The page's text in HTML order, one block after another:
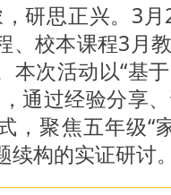
研思正兴。3
、校本课程3月
本次活动以“基
通过经验分享
，聚焦五年级“
续构的实证研讨